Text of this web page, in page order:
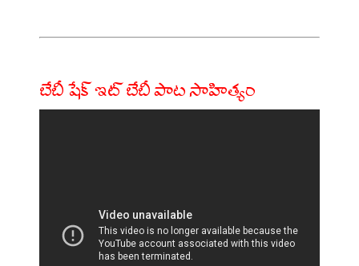
బేబీ షేక్ ఇట్ బేబీ పాట సాహిత్యం